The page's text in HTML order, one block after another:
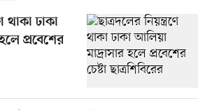
থাকা ঢাকা
প্রবেশের